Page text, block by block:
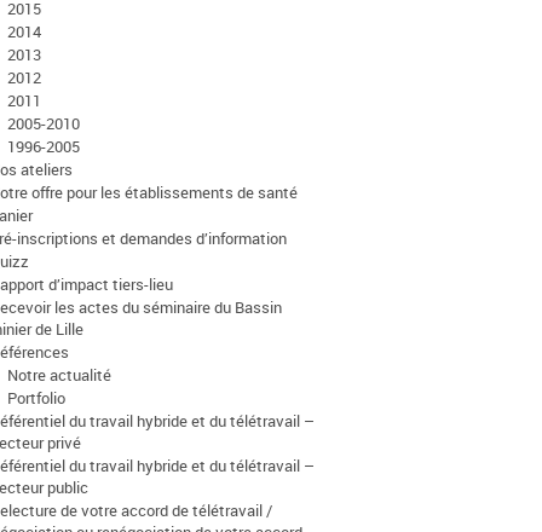
2015
2014
2013
2012
2011
2005-2010
1996-2005
ateliers
offre pour les établissements de santé
inscriptions et demandes d’information
d’impact tiers-lieu
les actes du séminaire du Bassin
de Lille
Notre actualité
Portfolio
du travail hybride et du télétravail –
privé
du travail hybride et du télétravail –
public
de votre accord de télétravail /